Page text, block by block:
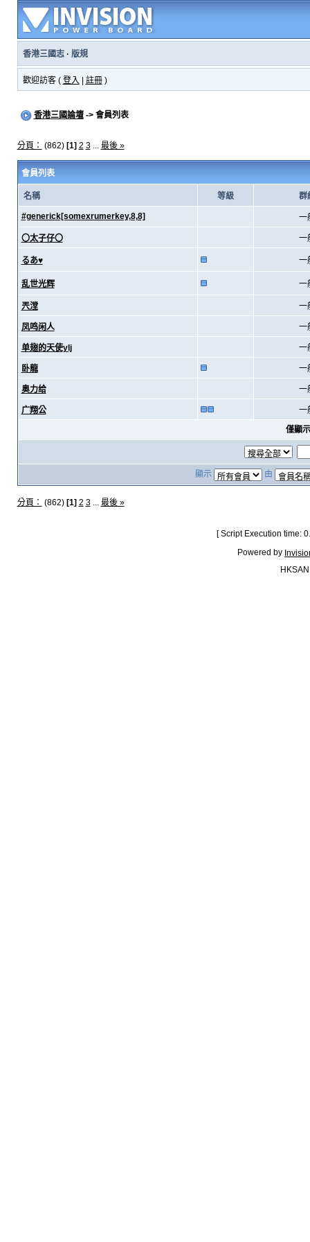
香港三國志· 版規
歡迎訪客 ( 登入 註冊)
香港三國論壇-> 會員列表
分頁： (862) [1] 2 3... 最後 »
會員列表
名稱 等級 群
#generick[somexrumerkey,8,8] 一
〇太子仔〇 一
るあ♥ 一
乱世光辉 一
兲漟 一
凤鸣闲人 一
单翅的天使ylj 一
卧龍 一
奥力给 一
广翔公
一
僅顯
顯示 由
分頁： (862) [1] 2 3... 最後 »
[ Script Execution time:
Powered by